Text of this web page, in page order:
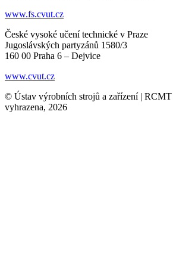
www.fs.cvut.cz
České vysoké učení technické v Praze
Jugoslávských partyzánů 1580/3
160 00 Praha 6 – Dejvice
www.cvut.cz
© Ústav výrobních strojů a zařízení |
vyhrazena, 2026